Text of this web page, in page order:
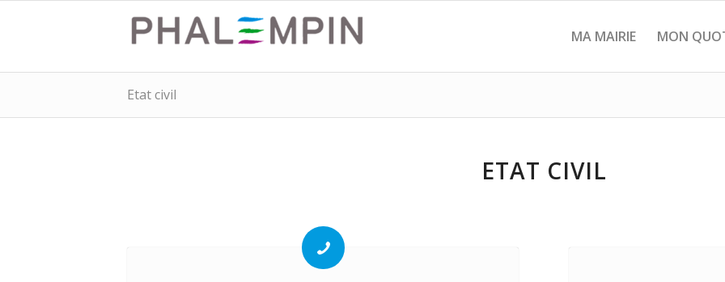
MA MAIRIE MON
Etat civil
ETAT CIVIL